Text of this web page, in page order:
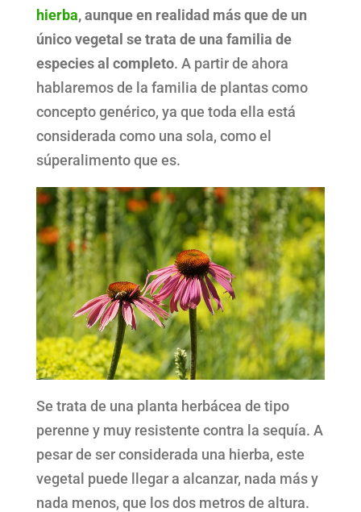
hierba, aunque en realidad más que de un
único vegetal se trata de una familia de
especies al completo. A partir de ahora
hablaremos de la familia de plantas como
concepto genérico, ya que toda ella está
considerada como una sola, como el
súperalimento que es.
Se trata de una planta herbácea de tipo
perenne y muy resistente contra la sequía. A
pesar de ser considerada una hierba, este
vegetal puede llegar a alcanzar, nada más y
nada menos, que los dos metros de altura.